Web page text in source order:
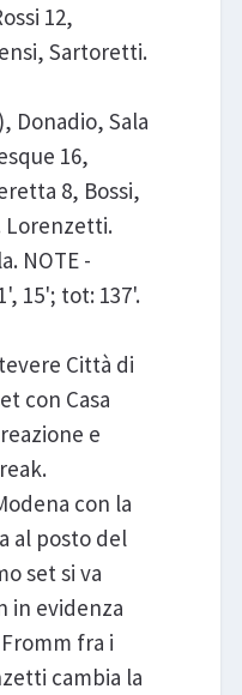
12,
Sartoretti.
Donadio, Sala
16,
8, Bossi,
Lorenzetti.
NOTE -
15'; tot: 137'.
Città di
con Casa
e
con la
al posto del
set si va
in evidenza
fra i
cambia la